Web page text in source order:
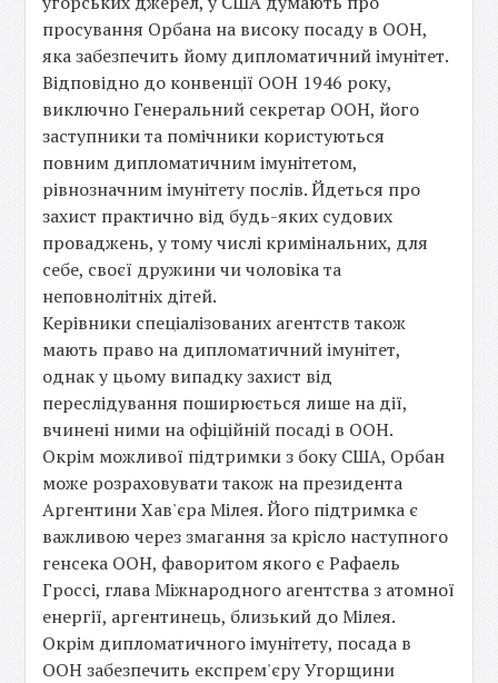
просування Орбана на високу посаду в ООН,
яка забезпечить йому дипломатичний імунітет.
Відповідно до конвенції ООН 1946 року,
виключно Генеральний секретар ООН, його
заступники та помічники користуються
повним дипломатичним імунітетом,
рівнозначним імунітету послів. Йдеться про
захист практично від будь-яких судових
проваджень, у тому числі кримінальних, для
себе, своєї дружини чи чоловіка та
неповнолітніх дітей.
Керівники спеціалізованих агентств також
мають право на дипломатичний імунітет,
однак у цьому випадку захист від
переслідування поширюється лише на дії,
вчинені ними на офіційній посаді в ООН.
Окрім можливої підтримки з боку США, Орбан
може розраховувати також на президента
Аргентини Хав'єра Мілея. Його підтримка є
важливою через змагання за крісло наступного
генсека ООН, фаворитом якого є Рафаель
Гроссі, глава Міжнародного агентства з атомної
енергії, аргентинець, близький до Мілея.
Окрім дипломатичного імунітету, посада в
ООН забезпечить експрем'єру Угорщини